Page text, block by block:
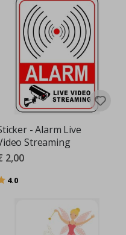
- Alarm Live
Streaming
2,00
4.0